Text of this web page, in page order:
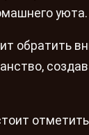
уюта.
обратить